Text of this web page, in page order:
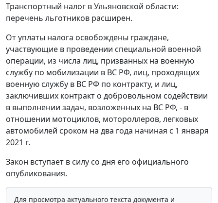
Транспортный налог в Ульяновской области:
перечень льготников расширен.
От уплаты налога освобождены граждане,
участвующие в проведении специальной военной
операции, из числа лиц, призванных на военную
службу по мобилизации в ВС РФ, лиц, проходящих
военную службу в ВС РФ по контракту, и лиц,
заключивших контракт о добровольном содействии
в выполнении задач, возложенных на ВС РФ, - в
отношении мотоциклов, мотороллеров, легковых
автомобилей сроком на два года начиная с 1 января
2021 г.
Закон вступает в силу со дня его официального
опубликования.
Для просмотра актуального текста документа и